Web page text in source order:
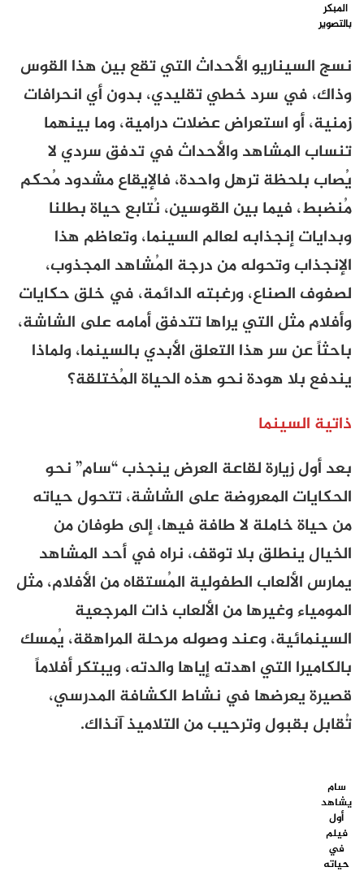
المبكر
بالتصوير
نسج السيناريو الأحداث التي تقع بين هذا القوس
وذاك، في سرد خطي تقليدي، بدون أي انحرافات
زمنية، أو استعراض عضلات درامية، وما بينهما
تنساب المشاهد والأحداث في تدفق سردي لا
يُصاب بلحظة ترهل واحدة، فالإيقاع مشدود مُحكم
مُنضبط، فيما بين القوسين، نُتابع حياة بطلنا
وبدايات إنجذابه لعالم السينما، وتعاظم هذا
الإنجذاب وتحوله من درجة المُشاهد المجذوب،
لصفوف الصناع، ورغبته الدائمة، في خلق حكايات
وأفلام مثل التي يراها تتدفق أمامه على الشاشة،
باحثاً عن سر هذا التعلق الأبدي بالسينما، ولماذا
يندفع بلا هودة نحو هذه الحياة المُختلقة؟
ذاتية السينما
بعد أول زيارة لقاعة العرض ينجذب “سام” نحو
الحكايات المعروضة على الشاشة، تتحول حياته
من حياة خاملة لا طافة فيها، إلى طوفان من
الخيال ينطلق بلا توقف، نراه في أحد المشاهد
يمارس الألعاب الطفولية المُستقاه من الأفلام، مثل
المومياء وغيرها من الألعاب ذات المرجعية
السينمائية، وعند وصوله مرحلة المراهقة، يُمسك
بالكاميرا التي اهدته إياها والدته، ويبتكر أفلاماً
قصيرة يعرضها في نشاط الكشافة المدرسي،
تُقابل بقبول وترحيب من التلاميذ آنذاك.
سام
يشاهد
أول
فيلم
في
حياته